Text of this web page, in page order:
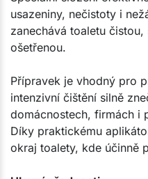
usazeniny, nečistoty i
zanechává toaletu
ošetřenou.
Přípravek je vhodný pro
intenzivní čištění silně
domácnostech, firmách i
Díky praktickému
okraj toalety, kde účinně